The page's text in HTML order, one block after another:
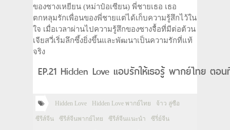
ของซางเหยียน (หม่าป๋อเซียน) พี่ชายเธอ เธอ
ตกหลุมรักเพื่อนของพี่ชายแต่ได้เก็บความรู้สึกไว้ใน
ใจ เมื่อเวลาผ่านไปความรู้สึกของซางจื้อที่มีต่อต้วน
เจียสวี่เริ่มลึกซึ้งยิ่งขึ้นและพัฒนาเป็นความรักที่แท้
จริง
EP.21 Hidden Love แอบรักให้เธอรู้ พากย์ไทย ตอ
Hidden Love Hidden Love พากย์ไทย จ้าว ลู่ซือ
ซีรีส์จีน ซีรีส์จีนพากย์ไทย ซีรีส์จีนแนะนำ ซีรี่ย์จีน